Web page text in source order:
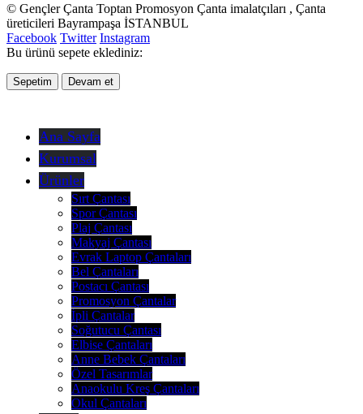
© Gençler Çanta Toptan Promosyon Çanta imalatçıları , Çanta
üreticileri Bayrampaşa İSTANBUL
Facebook Twitter Instagram
Bu ürünü sepete eklediniz:
Sepetim Devam et
Ana Sayfa
Kurumsal
Ürünler
Sırt Çantası
Spor Çantası
Plaj Çantası
Makyaj Çantası
Evrak Laptop Çantaları
Bel Çantaları
Postacı Çantası
Promosyon Çantalar
İpli Çantalar
Soğutucu Çantası
Elbise Çantaları
Anne Bebek Çantaları
Özel Tasarımlar
Anaokulu Kreş Çantaları
Okul Çantaları